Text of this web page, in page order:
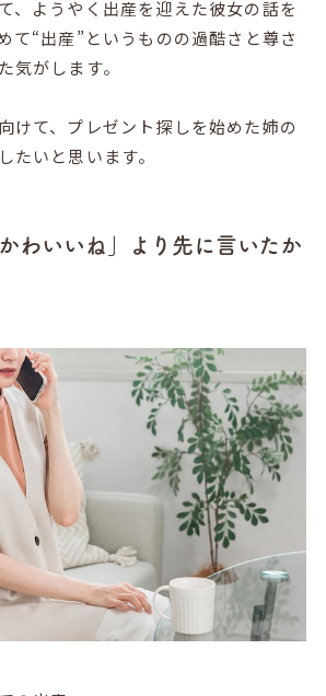
、ようやく出産を迎えた彼女の話を
て“出産”というものの過酷さと尊さ
気がします。
けて、プレゼント探しを始めた姉の
たいと思います。
わいいね」より先に言いたか